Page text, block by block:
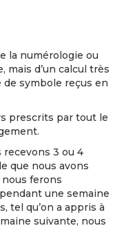
la numérologie ou
mais d’un calcul très
symbole reçus en
prescrits par tout le
recevons 3 ou 4
que nous avons
ferons
une semaine
tel qu’on a appris à
suivante, nous